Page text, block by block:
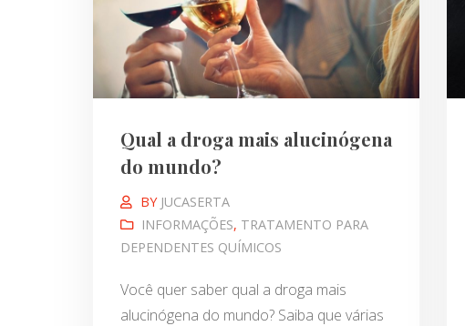
Qual a droga mais alucinógena
do mundo?
BY JUCASERTA
INFORMAÇÕES, TRATAMENTO PARA
DEPENDENTES QUÍMICOS
Você quer saber qual a droga mais
alucinógena do mundo? Saiba que várias